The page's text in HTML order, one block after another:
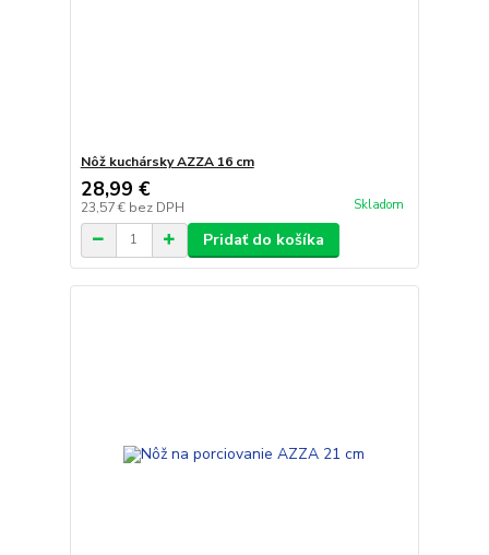
Nôž kuchársky AZZA 16 cm
28,99 €
23,57 € bez DPH Skladom
Pridať do košíka